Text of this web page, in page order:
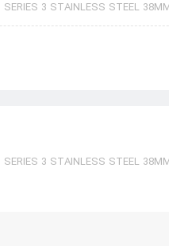
SERIES 3 STAINLESS STEEL
SERIES 3 STAINLESS STEEL